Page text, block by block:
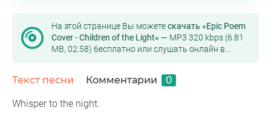
На этой странице Вы можетескачать «Epic Poem
Cover - Children of the Light» — MP3 320 kbps (6.81
MB, 02:58) бесплатно или слушать онлайн в
Текст песни Комментарии 0
Whisper to the night.